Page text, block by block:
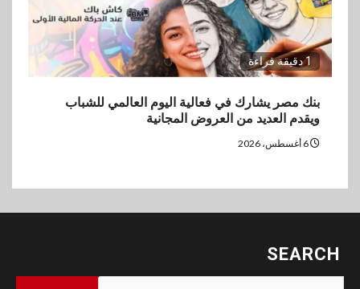
1 دقيقة قراءة
بنك مصر يشارك في فعالية اليوم العالمي للشباب
ويقدم العديد من العروض المجانية
SEARCH